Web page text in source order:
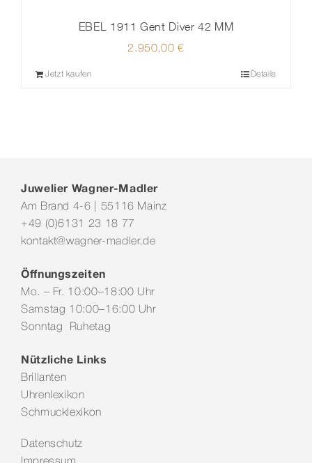
EBEL 1911 Gent Diver 42 MM
2.950,00€
Jetzt kaufen Details
Juwelier Wagner-Madler
Am Brand 4-6 | 55116 Mainz
+49 (0)6131 23 18 77
kontakt@wagner-madler.de
Öffnungszeiten
Mo. – Fr. 10:00–18:00 Uhr
Samstag 10:00–16:00 Uhr
Sonntag Ruhetag
Nützliche Links
Brillanten
Uhrenlexikon
Schmucklexikon
Datenschutz